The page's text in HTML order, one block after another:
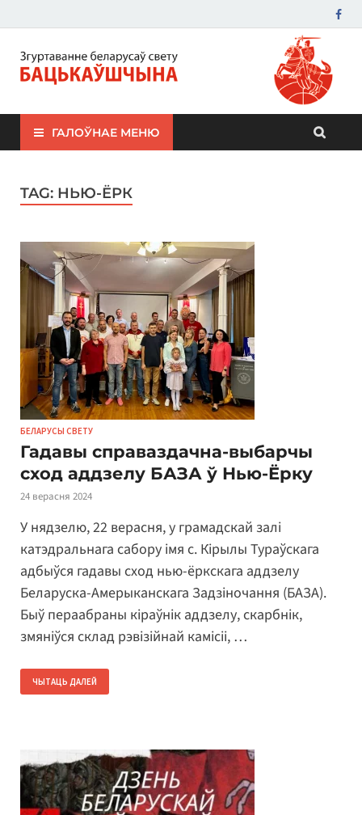
ЗБС "Бацькаўшчына"
ГАЛОЎНАЕ МЕНЮ
TAG: НЬЮ-ЁРК
БЕЛАРУСЫ СВЕТУ
Гадавы справаздачна-выбарчы
сход аддзелу БАЗА ў Нью-Ёрку
24 верасня 2024
У нядзелю, 22 верасня, у грамадскай залі
катэдральнага сабору імя с. Кірылы Тураўскага
адбыўся гадавы сход нью-ёркскага аддзелу
Беларуска-Амерыканскага Задзіночання (БАЗА).
Быў пераабраны кіраўнік аддзелу, скарбнік,
змяніўся склад рэвізійнай камісіі, …
ЧЫТАЦЬ ДАЛЕЙ